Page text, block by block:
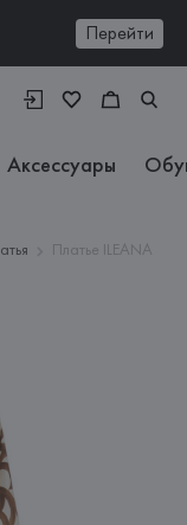
Перейти
Аксессуары
Платье ILEANA